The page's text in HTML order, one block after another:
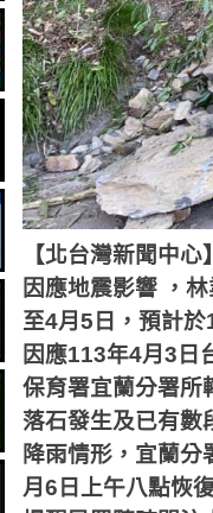
【北台灣新聞中心】
因應地震影響 ，
至4月5日，預計於
因應113年4月 3 日
保育署宜蘭分署所
落石發生及已有數
降雨情形，宜蘭
月 6 日上午八點恢